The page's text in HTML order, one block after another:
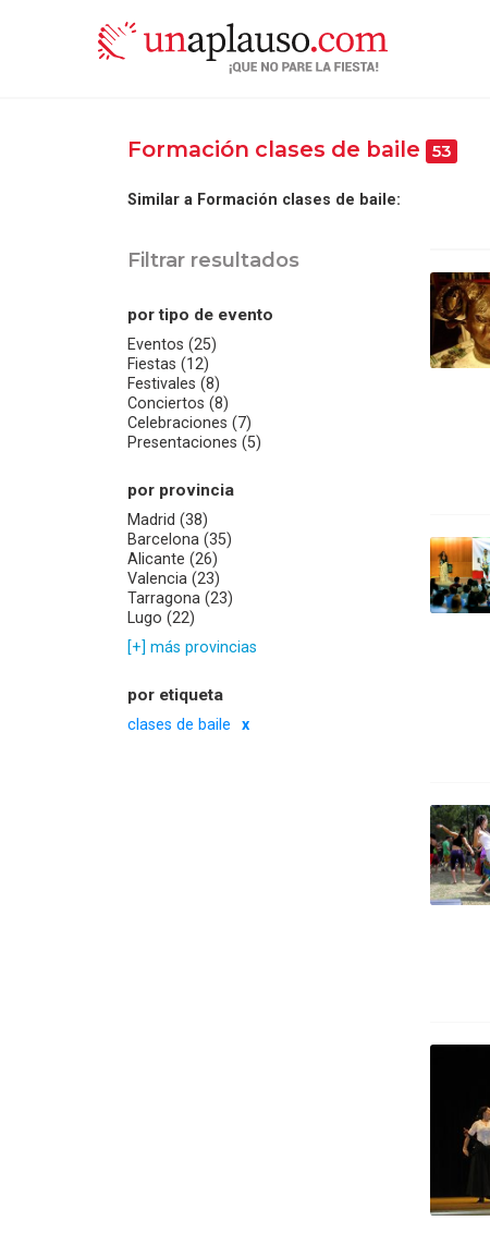
Formación clases de baile 53
Similar a Formación clases de baile:
Filtrar resultados
por tipo de evento
Eventos (25)
Fiestas (12)
Festivales (8)
Conciertos (8)
Celebraciones (7)
Presentaciones (5)
por provincia
Madrid (38)
Barcelona (35)
Alicante (26)
Valencia (23)
Tarragona (23)
Lugo (22)
[+] más provincias
por etiqueta
clases de baile